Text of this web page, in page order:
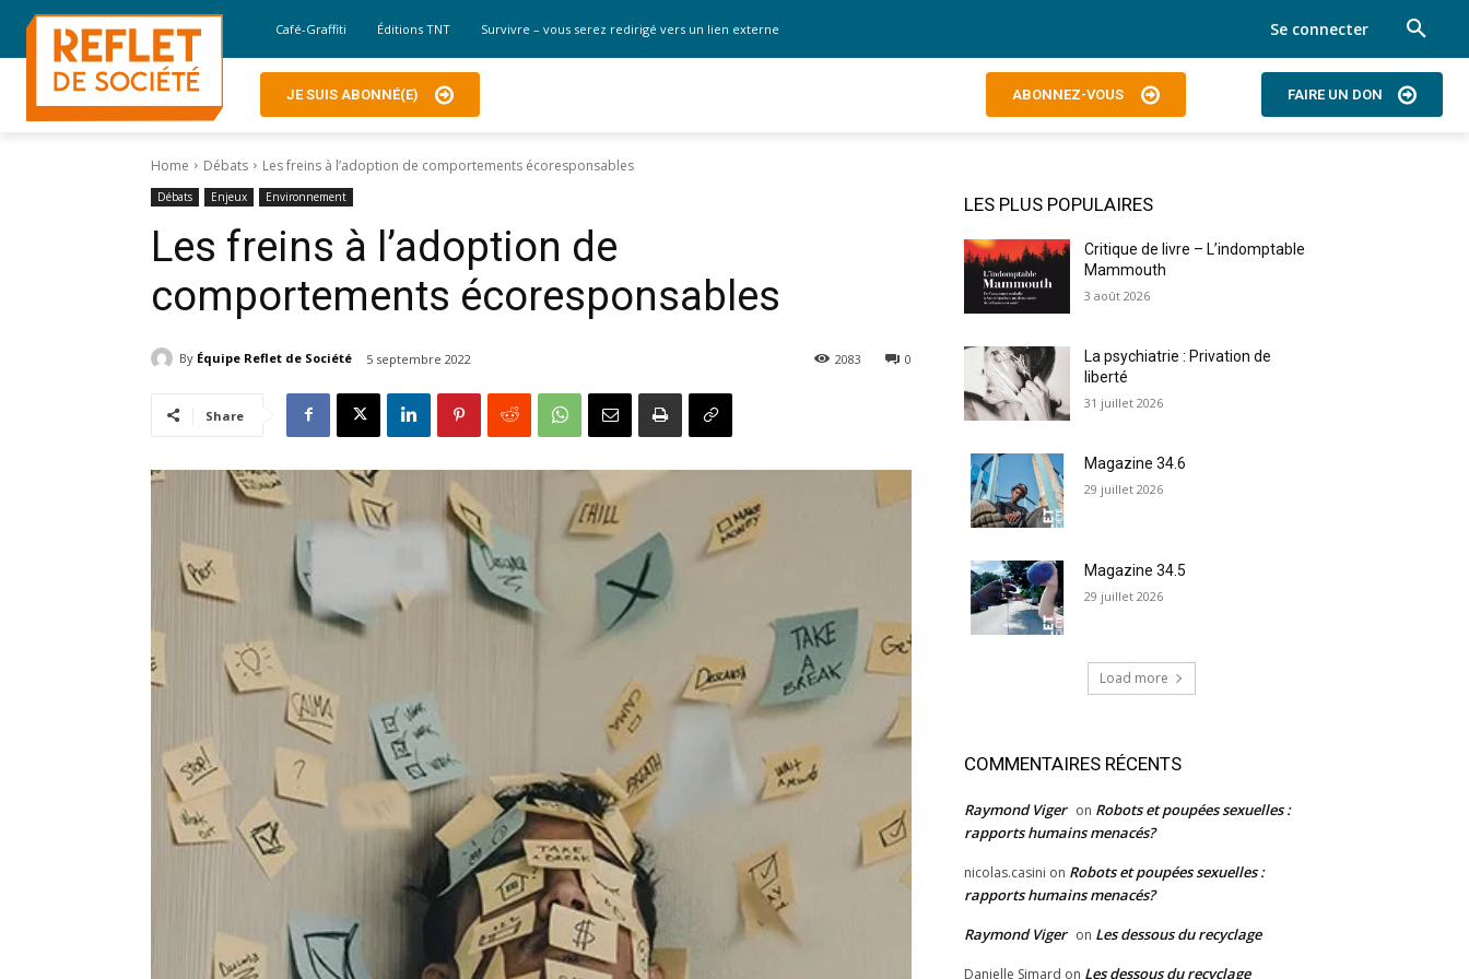
Café-Graffiti Éditions TNT Survivre – vous serez redirigé vers un lien externe Se connecter
JE SUIS ABONNÉ(E) ABONNEZ-VOUS FAIRE UN DON
Home Débats Les freins à l’adoption de comportements écoresponsables
Débats Enjeux Environnement
Les freins à l’adoption de
comportements écoresponsables
By Équipe Reflet de Société 5 septembre 2022 0
2083
Share
LES PLUS POPULAIRES
Critique de livre – L’indomptable
Mammouth
3 août 2026
La psychiatrie : Privation de
liberté
31 juillet 2026
Magazine 34.6
29 juillet 2026
Magazine 34.5
29 juillet 2026
Load more
COMMENTAIRES RÉCENTS
Raymond Viger on Robots et poupées sexuelles :
rapports humains menacés?
nicolas.casini on Robots et poupées sexuelles :
rapports humains menacés?
Raymond Viger on Les dessous du recyclage
Danielle Simard on Les dessous du recyclage